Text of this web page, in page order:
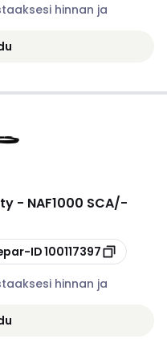
hinnan ja
- NAF1000 SCA/-
ID100117397
hinnan ja